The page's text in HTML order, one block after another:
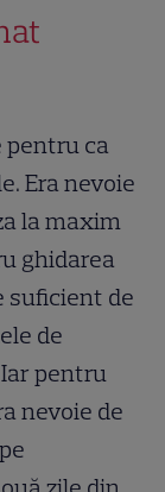
pentru ca
Era nevoie
la maxim
ghidarea
suficient de
de
pentru
nevoie de